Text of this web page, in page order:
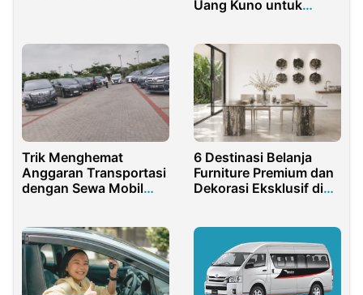
Uang Kuno untuk
Trik Menghemat
Anggaran Transportasi
dengan Sewa Mobil
6 Destinasi Belanja
Furniture Premium dan
Dekorasi Eksklusif di